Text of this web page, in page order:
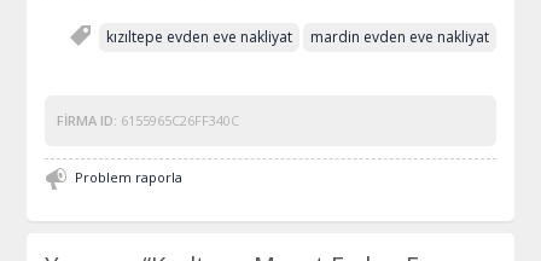
kızıltepe evden eve nakliyat mardin evden eve nakliyat
FIRMA ID: 6155965C26FF340C
Problem raporla